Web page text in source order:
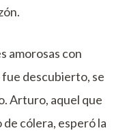
amorosas con
fue descubierto, se
Arturo, aquel que
cólera, esperó la